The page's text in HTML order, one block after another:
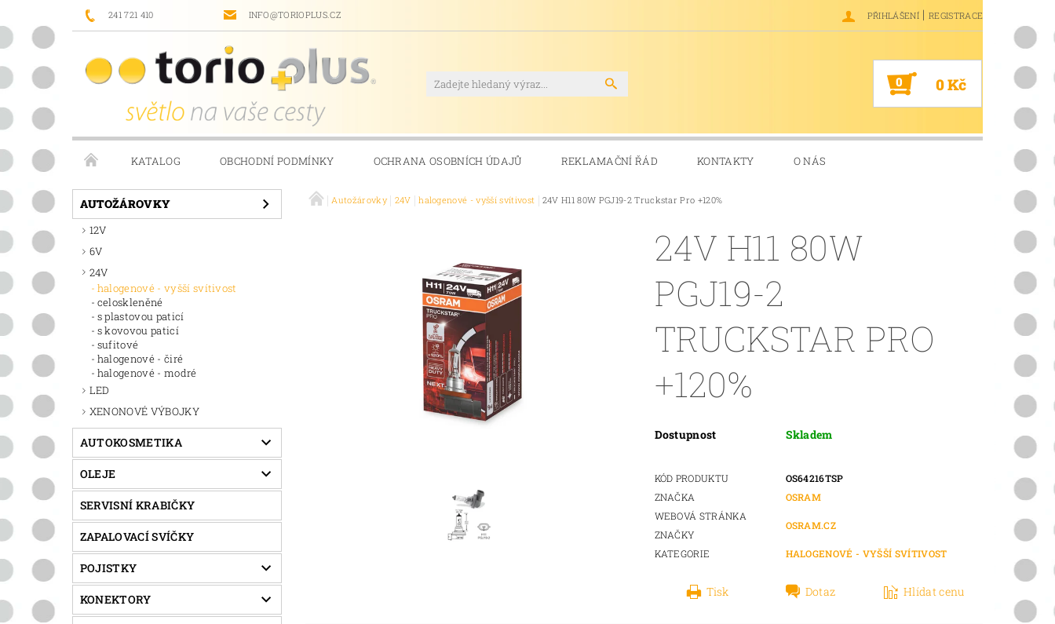
241 721 410 INFO@TORIOPLUS.CZ PŘIHLÁŠENÍ | REGISTRACE
0 0 Kč
KATALOG OBCHODNÍ PODMÍNKY OCHRANA OSOBNÍCH ÚDAJŮ REKLAMAČNÍ ŘÁD KONTAKTY O NÁS
PRODÁVANÉ ZNAČKY NAPIŠTE NÁM
AUTOŽÁROVKY
12V
6V
24V
halogenové - vyšší svítivost
celoskleněné
s plastovou paticí
s kovovou paticí
sufitové
halogenové - čiré
halogenové - modré
LED
XENONOVÉ VÝBOJKY
AUTOKOSMETIKA
OLEJE
SERVISNÍ KRABIČKY
ZAPALOVACÍ SVÍČKY
POJISTKY
KONEKTORY
Autožárovky 24V halogenové - vyšší svítivost 24V H11 80W PGJ19-2 Truckstar Pro +120%
24V H11 80W
PGJ19-2
TRUCKSTAR PRO
+120%
Dostupnost Skladem
KÓD PRODUKTU
OS64216TSP
ZNAČKA
OSRAM
WEBOVÁ STRÁNKA
ZNAČKY
OSRAM.CZ
KATEGORIE HALOGENOVÉ - VYŠŠÍ SVÍTIVOST
Tisk Dotaz Hlídat cenu